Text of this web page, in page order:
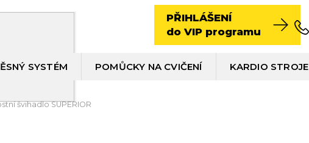
PŘIHLÁŠENÍ
do VIP programu
SYSTÉM POMŮCKY NA CVIČENÍ KARDIO STROJE
švihadlo SUPERIOR